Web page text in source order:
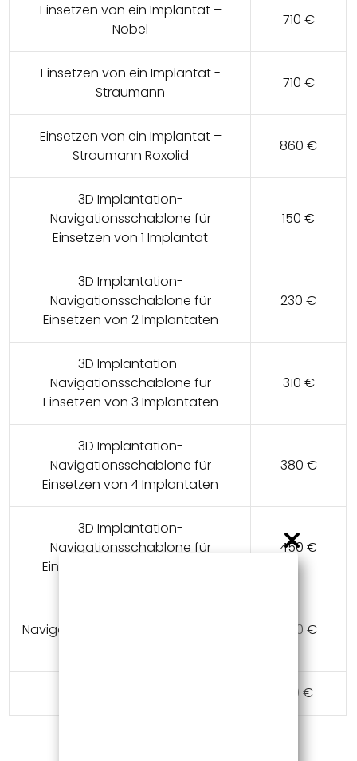
Einsetzen von ein Implantat –
Nobel
710 €
Einsetzen von ein Implantat -
Straumann
710 €
Einsetzen von ein Implantat –
Straumann Roxolid
860 €
3D Implantation-
Navigationsschablone für
Einsetzen von 1 Implantat
150 €
3D Implantation-
Navigationsschablone für
Einsetzen von 2 Implantaten
230 €
3D Implantation-
Navigationsschablone für
Einsetzen von 3 Implantaten
310 €
3D Implantation-
Navigationsschablone für
Einsetzen von 4 Implantaten
380 €
3D Implantation-
Navigationsschablone für
Einsetzen von 5 Implantaten
450 €
Navigationschablone für Einsetzen
530 €
40 €